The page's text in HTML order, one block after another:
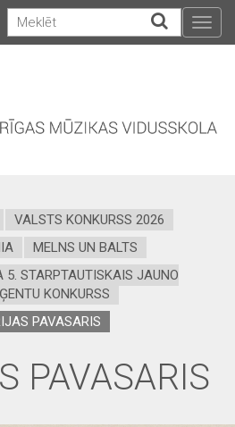
VALSTS KONKURSS 2026
MELNS UN BALTS
5. STARPTAUTISKAIS JAUNO
KONKURSS
PAVASARIS
PAVASARIS